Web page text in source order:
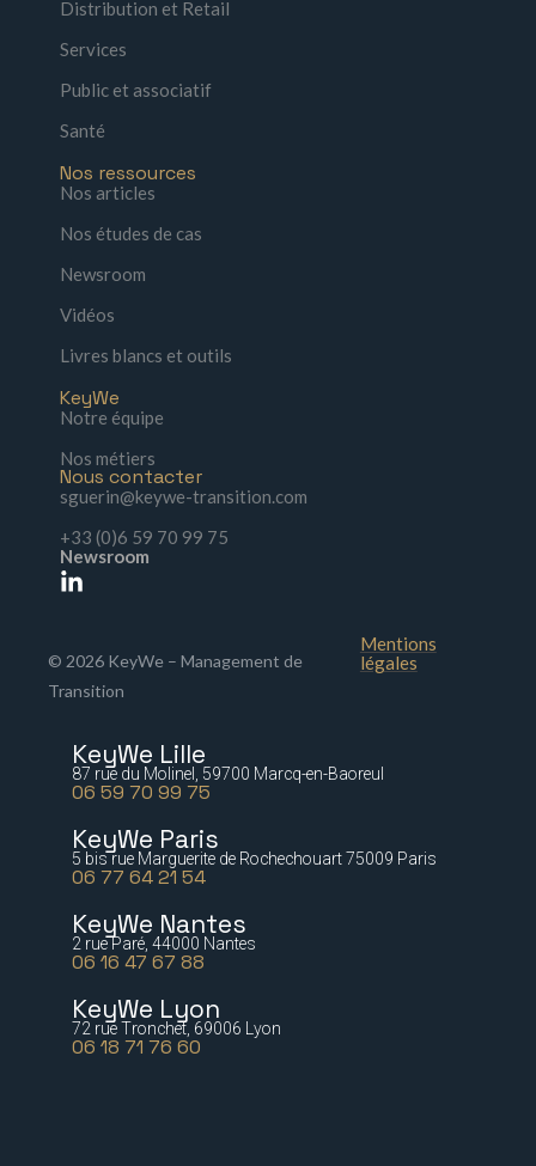
Distribution et Retail
Services
Public et associatif
Santé
Nos ressources
Nos articles
Nos études de cas
Newsroom
Vidéos
Livres blancs et outils
KeyWe
Notre équipe
Nos métiers
Nous contacter
sguerin@keywe-transition.com
+33 (0)6 59 70 99 75
Newsroom
© 2026 KeyWe – Management de
Transition
Mentions
légales
KeyWe Lille
87 rue du Molinel, 59700 Marcq-en-Baoreul
06 59 70 99 75
KeyWe Paris
5 bis rue Marguerite de Rochechouart 75009 Paris
06 77 64 21 54
KeyWe Nantes
2 rue Paré, 44000 Nantes
06 16 47 67 88
KeyWe Lyon
72 rue Tronchet, 69006 Lyon
06 18 71 76 60